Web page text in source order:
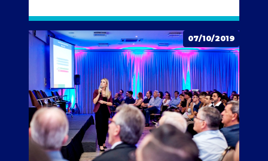
07/10/2019